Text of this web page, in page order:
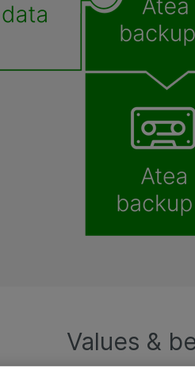
Values &